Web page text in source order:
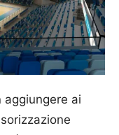
aggiungere ai